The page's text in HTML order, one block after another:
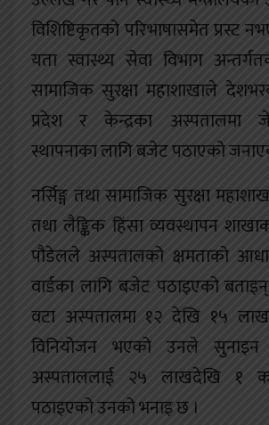
विशिष्टिकृतको परिभाषासमेत प्रस्ट
यता स्वास्थ्य सेवा विभाग
सामाजिक सुरक्षा महाशाखाले
प्रदेश र केन्द्रका अस्पतालमा
स्थापनाका लागि बजेट पठाएको
नर्सिङ्ग तथा सामाजिक सुरक्षा
तथा लैङ्किक हिंसा व्यवस्थापन
पौडेलले अस्पतालको क्षमताको
वार्डका लागि बजेट पठाइएको
वटा अस्पतालमा १२ देखि १५
विनियोजन भएको उनले
अस्पताललाई २५ लाखदेखि १
पठाइएको उनको भनाइ छ ।